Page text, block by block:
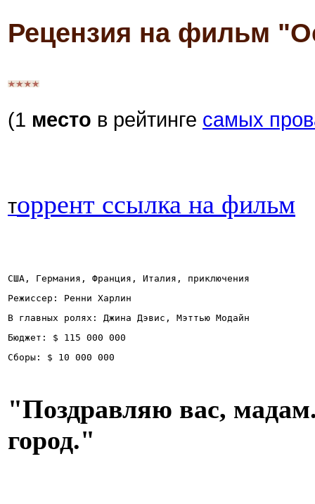
Рецензия на фильм
(1 место в рейтинге самых
торрент ссылка на фильм
США, Германия, Франция, Италия, приключения
Режиссер: Ренни Харлин
В главных ролях: Джина Дэвис, Мэттью Модайн
Бюджет: $ 115 000 000
Сборы: $ 10 000 000
"Поздравляю вас,
город."